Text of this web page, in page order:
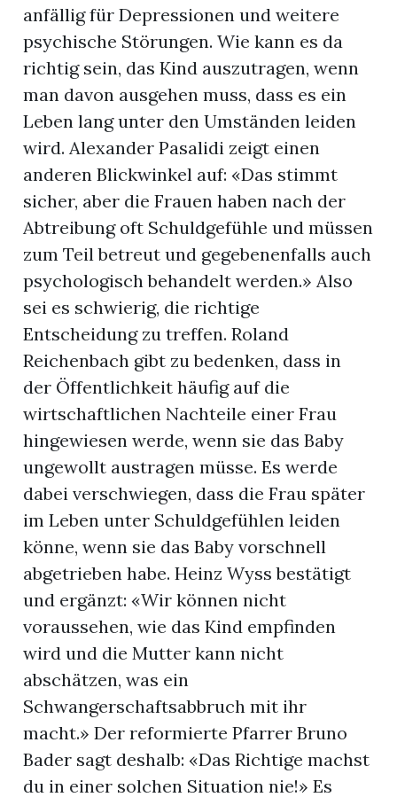
anfällig für Depressionen und weitere
psychische Störungen. Wie kann es da
richtig sein, das Kind auszutragen, wenn
man davon ausgehen muss, dass es ein
Leben lang unter den Umständen leiden
wird. Alexander Pasalidi zeigt einen
anderen Blickwinkel auf: «Das stimmt
sicher, aber die Frauen haben nach der
Abtreibung oft Schuldgefühle und müssen
zum Teil betreut und gegebenenfalls auch
psychologisch behandelt werden.» Also
sei es schwierig, die richtige
Entscheidung zu treffen. Roland
Reichenbach gibt zu bedenken, dass in
der Öffentlichkeit häufig auf die
wirtschaftlichen Nachteile einer Frau
hingewiesen werde, wenn sie das Baby
ungewollt austragen müsse. Es werde
dabei verschwiegen, dass die Frau später
im Leben unter Schuldgefühlen leiden
könne, wenn sie das Baby vorschnell
abgetrieben habe. Heinz Wyss bestätigt
und ergänzt: «Wir können nicht
voraussehen, wie das Kind empfinden
wird und die Mutter kann nicht
abschätzen, was ein
Schwangerschaftsabbruch mit ihr
macht.» Der reformierte Pfarrer Bruno
Bader sagt deshalb: «Das Richtige machst
du in einer solchen Situation nie!» Es